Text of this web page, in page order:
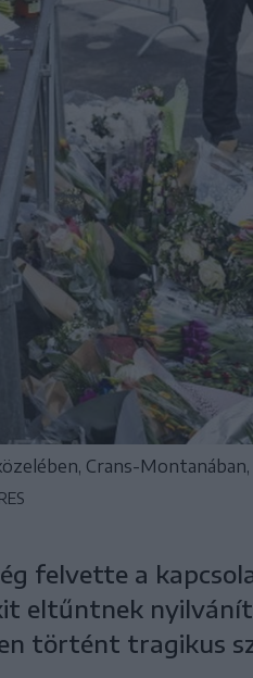
Crans-Montanában,
felvette a
eltűntnek
történt tragikus